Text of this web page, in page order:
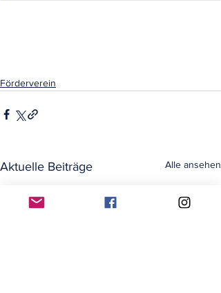
Förderverein
Aktuelle Beiträge Alle ansehen